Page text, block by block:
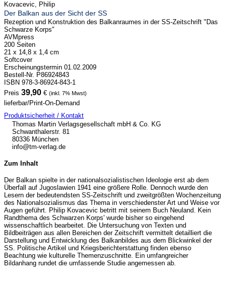
Kovacevic, Philip
Der Balkan aus der Sicht der SS
Rezeption und Konstruktion des Balkanraumes in der SS-Zeitschrift "Das
Schwarze Korps"
AVMpress
200 Seiten
21 x 14,8 x 1,4 cm
Softcover
Erscheinungstermin 01.02.2009
Bestell-Nr. P86924843
ISBN 978-3-86924-843-1
Preis 39,90 € (inkl. 7% Mwst)
lieferbar/Print-On-Demand
Produktsicherheit / Kontakt
Thomas Martin Verlagsgesellschaft mbH & Co. KG
Schwanthalerstr. 81
80336 München
info@tm-verlag.de
Zum Inhalt
Der Balkan spielte in der nationalsozialistischen Ideologie erst ab dem
Überfall auf Jugoslawien 1941 eine größere Rolle. Dennoch wurde den
Lesern der bedeutendsten SS-Zeitschrift und zweitgrößten Wochenzeitung
des Nationalsozialismus das Thema in verschiedenster Art und Weise vor
Augen geführt. Philip Kovacevic betritt mit seinem Buch Neuland. Kein
Randthema des Schwarzen Korps' wurde bisher so eingehend
wissenschaftlich bearbeitet. Die Untersuchung von Texten und
Bildbeiträgen aus allen Bereichen der Zeitschrift vermittelt detailliert die
Darstellung und Entwicklung des Balkanbildes aus dem Blickwinkel der
SS. Politische Artikel und Kriegsberichterstattung finden ebenso
Beachtung wie kulturelle Themenzuschnitte. Ein umfangreicher
Bildanhang rundet die umfassende Studie angemessen ab.